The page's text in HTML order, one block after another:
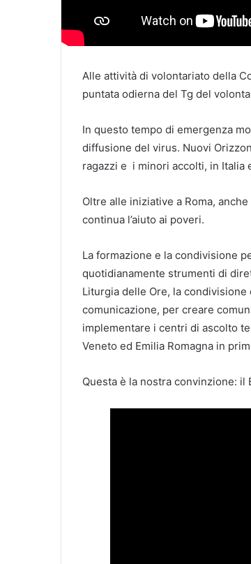
Alle attività di volontariato della
puntata odierna del Tg del
In questo tempo di emergenza
diffusione del virus. Nuovi
ragazzi e i minori accolti, in Italia
Oltre alle iniziative a Roma,
continua l’aiuto ai poveri.
La formazione e la condivisione
quotidianamente strumenti di
Liturgia delle Ore, la
comunicazione, per creare
implementare i centri di ascolto
Veneto ed Emilia Romagna in
Questa è la nostra convinzione: il